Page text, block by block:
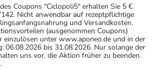
Coupons "Ciclopoli5" erhalten Sie 5 €
Nicht anwendbar auf rezeptpflichtige
und Versandkosten.
(ausgenommen Coupons)
einzulösen unter www.aponeo.de und in der
06.08.2026 bis 31.08.2026. Nur solange der
uns vor, die Aktion früher zu beenden.